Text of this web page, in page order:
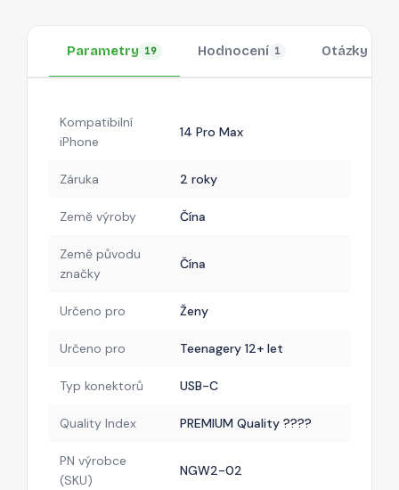
Parametry 19 Hodnocení 1 Otázky
Kompatibilní
iPhone
14 Pro Max
Záruka 2 roky
Země výroby Čína
Země původu
značky
Čína
Určeno pro Ženy
Určeno pro Teenagery 12+ let
Typ konektorů USB-C
Quality Index PREMIUM Quality ????
PN výrobce
(SKU)
NGW2-02